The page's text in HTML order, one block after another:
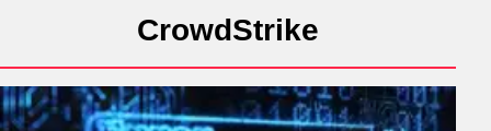
CrowdStrike